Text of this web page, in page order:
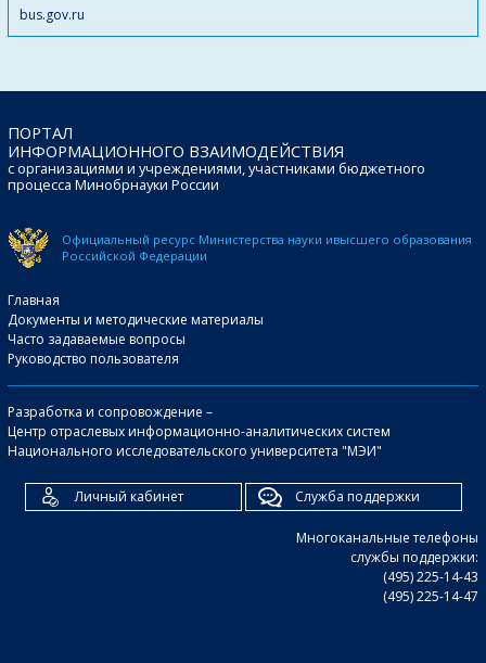
bus.gov.ru
ПОРТАЛ
ИНФОРМАЦИОННОГО ВЗАИМОДЕЙСТВИЯ
с организациями и учреждениями, участниками бюджетного
процесса Минобрнауки России
Официальный ресурс Министерства науки ивысшего образования
Российской Федерации
Главная
Документы и методические материалы
Часто задаваемые вопросы
Руководство пользователя
Разработка и сопровождение –
Центр отраслевых информационно-аналитических систем
Национального исследовательского университета "МЭИ"
Личный кабинет Служба поддержки
Многоканальные телефоны
службы поддержки:
(495) 225-14-43
(495) 225-14-47